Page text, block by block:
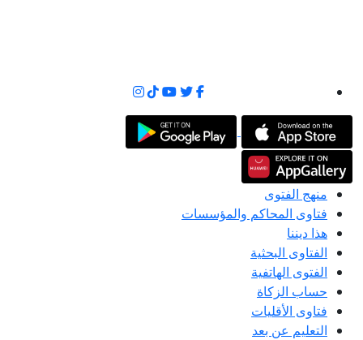
منهج الفتوى
فتاوى المحاكم والمؤسسات
هذا ديننا
الفتاوى البحثية
الفتوى الهاتفية
حساب الزكاة
فتاوى الأقليات
التعليم عن بعد